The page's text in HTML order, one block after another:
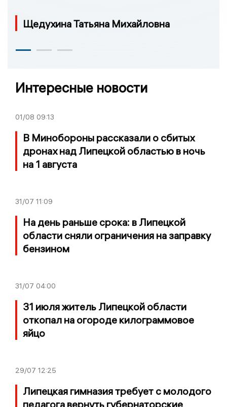
Щедухина Татьяна Михайловна
Интересные новости
01/08 09:13
В Минобороны рассказали о сбитых
дронах над Липецкой областью в ночь
на 1 августа
31/07 11:09
На день раньше срока: в Липецкой
области сняли ограничения на заправку
бензином
31/07 04:00
31 июля житель Липецкой области
откопал на огороде килограммовое
яйцо
29/07 12:25
Липецкая гимназия требует с молодого
педагога вернуть губернаторские